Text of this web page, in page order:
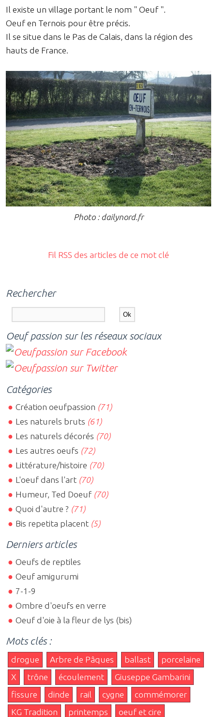
Il existe un village portant le nom " Oeuf ".
Oeuf en Ternois pour être précis.
Il se situe dans le Pas de Calais, dans la région des
hauts de France.
Photo : dailynord.fr
Fil RSS des articles de ce mot clé
Rechercher
Oeuf passion sur les réseaux sociaux
Catégories
Création oeufpassion (71)
Les naturels bruts (61)
Les naturels décorés (70)
Les autres oeufs (72)
Littérature/histoire (70)
L'oeuf dans l'art (70)
Humeur, Ted Doeuf (70)
Quoi d'autre ? (71)
Bis repetita placent (5)
Derniers articles
Oeufs de reptiles
Oeuf amigurumi
7-1-9
Ombre d'oeufs en verre
Oeuf d'oie à la fleur de lys (bis)
Mots clés :
drogue Arbre de Pâques ballast
porcelaine
X
trône écoulement
Giuseppe Gambarini
fissure
dinde rail cygne
commémorer
KG Tradition
printemps
oeuf et cire